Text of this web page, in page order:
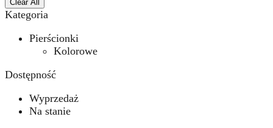
Clear All
Kategoria
Pierścionki
Kolorowe
Dostępność
Wyprzedaż
Na stanie